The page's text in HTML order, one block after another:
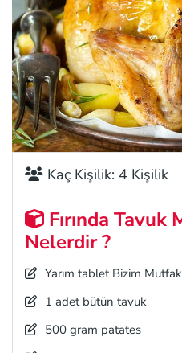
Kaç Kişilik: 4 Kişilik
Fırında Tavuk
Nelerdir ?
Yarım tablet Bizim
1 adet bütün tavuk
500 gram patates